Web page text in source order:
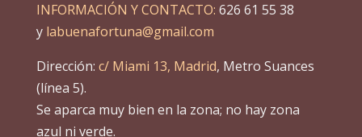
INFORMACIÓN Y CONTACTO: 626 61 55 38
y labuenafortuna@gmail.com
Dirección: c/ Miami 13, Madrid, Metro Suances
(línea 5).
Se aparca muy bien en la zona; no hay zona
azul ni verde.